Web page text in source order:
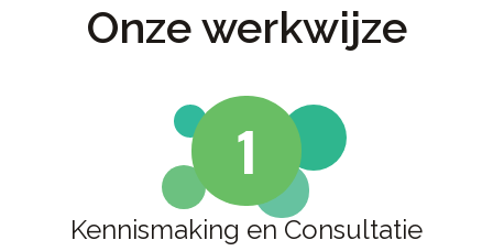
Onze werkwijze
1
Kennismaking en Consultatie